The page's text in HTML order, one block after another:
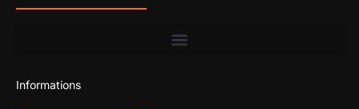
Informations